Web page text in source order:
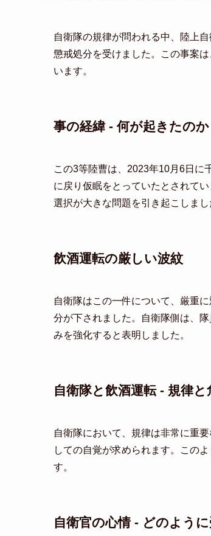
自衛隊の規律が問われる中、陸上
懲戒処分を受けました。この事案
います。
事の経緯 - 何が起きたのか
この3等陸曹は、2023年10月6日に
に戻り仮眠をとっていたとされて
選択が大きな問題を引き起こしまし
飲酒運転の厳しい波紋
自衛隊はこの一件について、厳重
分が下されました。自衛隊側は、
みを強化すると表明しました。
自衛隊と飲酒運転 - 規律と
自衛隊において、規律は非常に重
しての自覚が求められます。この
す。
自衛官の心情 - どのよう